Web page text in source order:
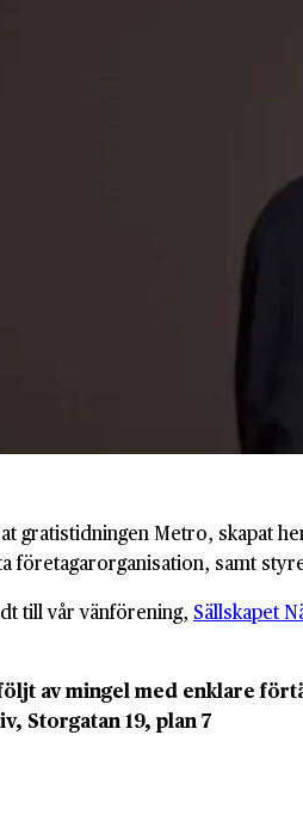
gratistidningen Metro, skapat
företagarorganisation, samt
till vår vänförening, Sällskapet
av mingel med enklare
Storgatan 19, plan 7